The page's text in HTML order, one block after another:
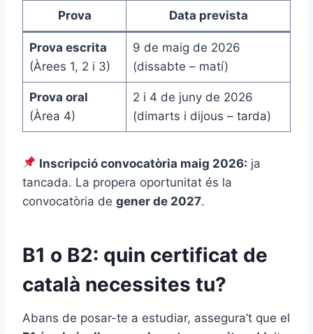
Prova Data prevista
Prova escrita
(Àrees 1, 2 i 3)
9 de maig de 2026
(dissabte – matí)
Prova oral
(Àrea 4)
2 i 4 de juny de 2026
(dimarts i dijous – tarda)
Inscripció convocatòria maig 2026: ja
tancada. La propera oportunitat és la
convocatòria de gener de 2027.
B1 o B2: quin certificat de
català necessites tu?
Abans de posar-te a estudiar, assegura’t que el